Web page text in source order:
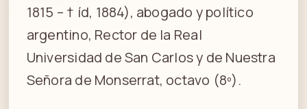
1815 – † íd, 1884), abogado y político
argentino, Rector de la Real
Universidad de San Carlos y de Nuestra
Señora de Monserrat, octavo (8º).